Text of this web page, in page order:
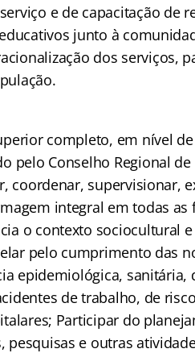
e de capacitação de
junto à
dos serviços,
completo, em nível
pelo Conselho Regional
coordenar, supervisionar,
integral em todas
o contexto sociocultural
pelo cumprimento das
epidemiológica,
de trabalho, de
Participar do
pesquisas e outras